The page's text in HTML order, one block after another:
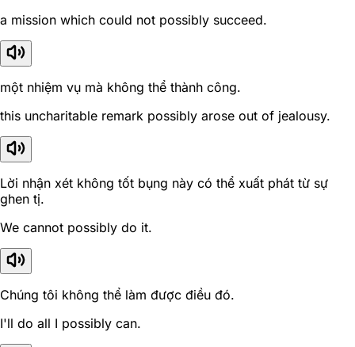
a mission which could not possibly succeed.
một nhiệm vụ mà không thể thành công.
this uncharitable remark possibly arose out of jealousy.
Lời nhận xét không tốt bụng này có thể xuất phát từ sự
ghen tị.
We cannot possibly do it.
Chúng tôi không thể làm được điều đó.
I'll do all I possibly can.